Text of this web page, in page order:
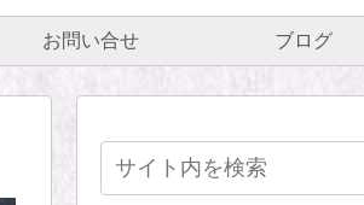
お問い合せ ブログ